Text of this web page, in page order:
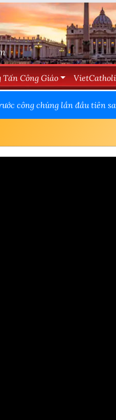
Tấn Công Giáo
công chúng lần đầu tiên